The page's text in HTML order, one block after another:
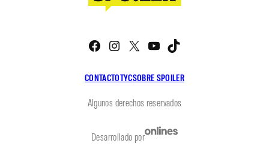
CONTACTOTYCSOBRE SPOILER
Facebook
Instagram
X YouTube
Algunos derechos reservados
Desarrollado por